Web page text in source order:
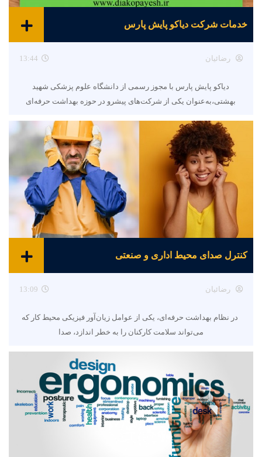
خدمات شرکت دیاکو پایش پارس
رضائیان 13:44
دیاکو پایش پارس با مجوز رسمی از دانشگاه علوم پزشکی شهید
بهشتی،به‌عنوان یکی از شرکت‌های پیشرو در حوزه بهداشت حرفه‌ای
کنترل صدای محیط اداری و صنعتی
رضائیان 13:09
در نظام بهداشت حرفه‌ای، یکی از عوامل زیان‌آور فیزیکی محیط کار که
می‌تواند سلامت کارکنان را به خطر اندازد، صدا